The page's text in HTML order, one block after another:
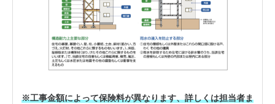
※工事金額によって保険料が異なります、詳しくは担当者ま